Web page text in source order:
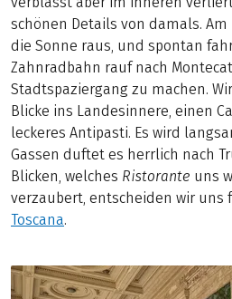
schönen Details von damals.
die Sonne raus, und spontan
Zahnradbahn rauf nach
Stadtspaziergang zu machen.
Blicke ins Landesinnere, einen
leckeres Antipasti. Es wird
Gassen duftet es herrlich nach
Blicken, welches Ristorante uns
verzaubert, entscheiden wir uns
Toscana.